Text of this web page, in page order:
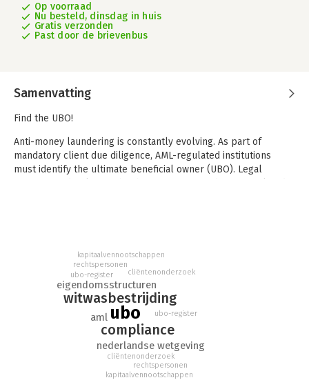
Op voorraad
Nu besteld, dinsdag in huis
Gratis verzonden
Past door de brievenbus
Samenvatting
Find the UBO!
Anti-money laundering is constantly evolving. As part of
mandatory client due diligence, AML-regulated institutions
must identify the ultimate beneficial owner (UBO). Legal
registration in the UBO register should take place.
ubo
witwasbestrijding
compliance
aml
eigendomsstructuren
nederlandse wetgeving
cliëntenonderzoek
ubo-register
rechtspersonen
kapitaalvennootschappen
cliëntenonderzoek
ubo-register
rechtspersonen
kapitaalvennootschappen